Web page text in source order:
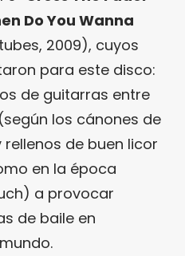
Do You Wanna
2009), cuyos
para este disco:
de guitarras entre
los cánones de
rellenos de buen licor
en la época
a provocar
de baile en